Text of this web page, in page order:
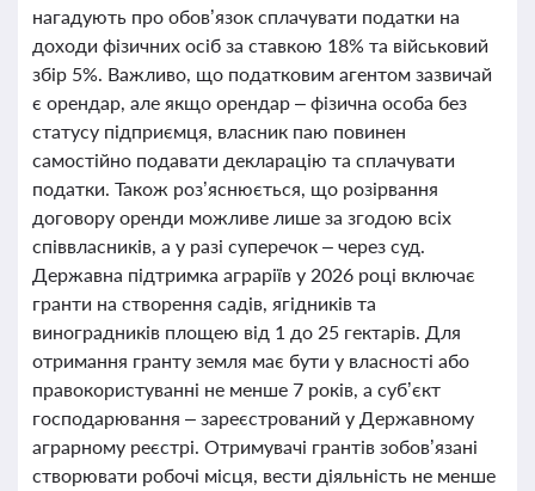
нагадують про обов’язок сплачувати податки на
доходи фізичних осіб за ставкою 18% та військовий
збір 5%. Важливо, що податковим агентом зазвичай
є орендар, але якщо орендар – фізична особа без
статусу підприємця, власник паю повинен
самостійно подавати декларацію та сплачувати
податки. Також роз’яснюється, що розірвання
договору оренди можливе лише за згодою всіх
співвласників, а у разі суперечок – через суд.
Державна підтримка аграріїв у 2026 році включає
гранти на створення садів, ягідників та
виноградників площею від 1 до 25 гектарів. Для
отримання гранту земля має бути у власності або
правокористуванні не менше 7 років, а суб’єкт
господарювання – зареєстрований у Державному
аграрному реєстрі. Отримувачі грантів зобов’язані
створювати робочі місця, вести діяльність не менше